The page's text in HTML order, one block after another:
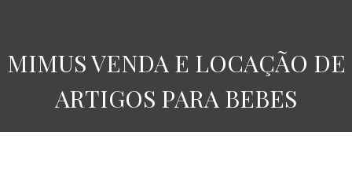
MIMUS VENDA E LOCAÇÃO DE
ARTIGOS PARA BEBES